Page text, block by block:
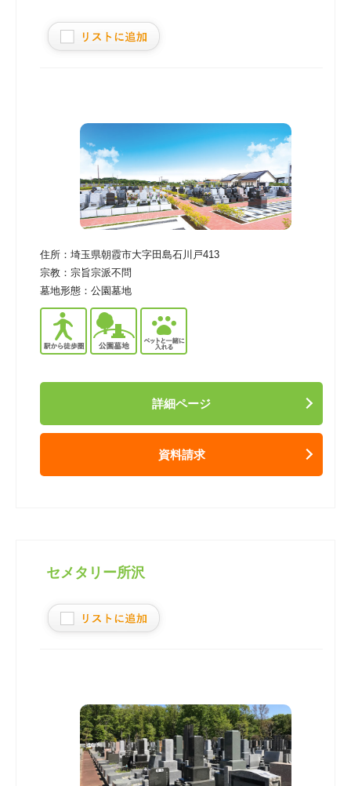
住所： 埼玉県朝霞市大字田島石川戸413
宗教： 宗旨宗派不問
墓地形態： 公園墓地
詳細ページ
資料請求
セメタリー所沢